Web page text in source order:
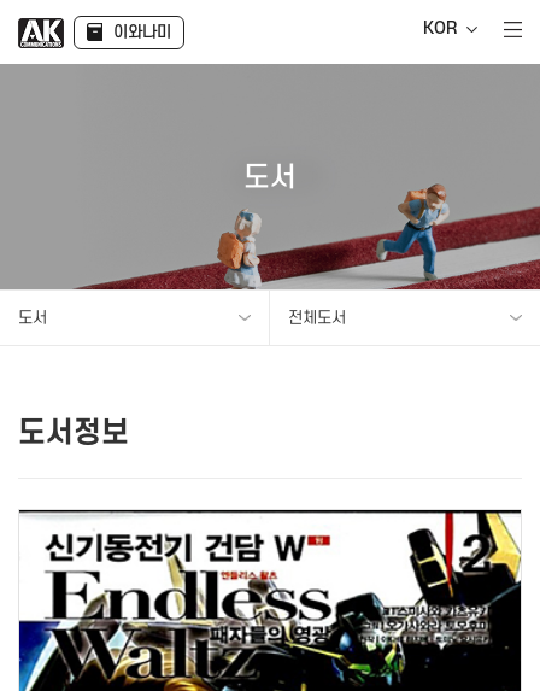
이와나미 KOR
도서
도서 전체도서
도서정보